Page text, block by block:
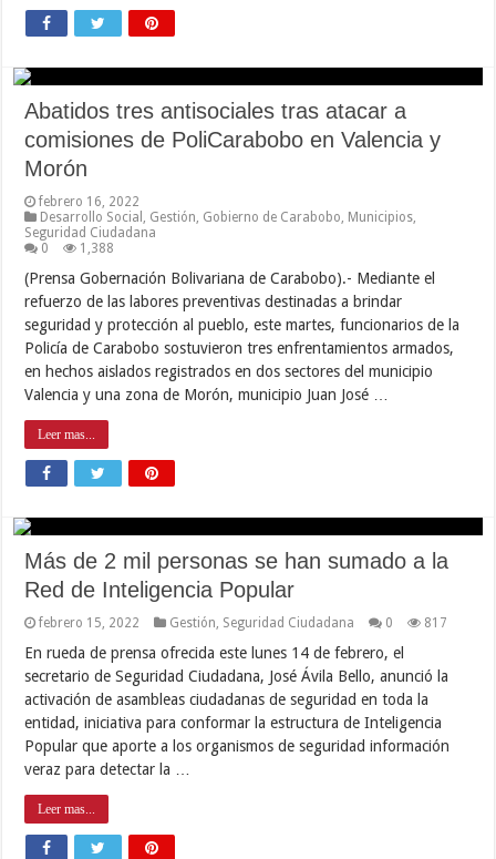
Abatidos tres antisociales tras atacar a
comisiones de PoliCarabobo en Valencia y
Morón
febrero 16, 2022
Desarrollo Social
Gestión Gobierno de Carabobo Municipios
Seguridad Ciudadana
0
1,388
(Prensa Gobernación Bolivariana de Carabobo).- Mediante el
refuerzo de las labores preventivas destinadas a brindar
seguridad y protección al pueblo, este martes, funcionarios de la
Policía de Carabobo sostuvieron tres enfrentamientos armados,
en hechos aislados registrados en dos sectores del municipio
Valencia y una zona de Morón, municipio Juan José …
Leer mas...
Más de 2 mil personas se han sumado a la
Red de Inteligencia Popular
febrero 15, 2022 Gestión Seguridad Ciudadana 0 817
En rueda de prensa ofrecida este lunes 14 de febrero, el
secretario de Seguridad Ciudadana, José Ávila Bello, anunció la
activación de asambleas ciudadanas de seguridad en toda la
entidad, iniciativa para conformar la estructura de Inteligencia
Popular que aporte a los organismos de seguridad información
veraz para detectar la …
Leer mas...